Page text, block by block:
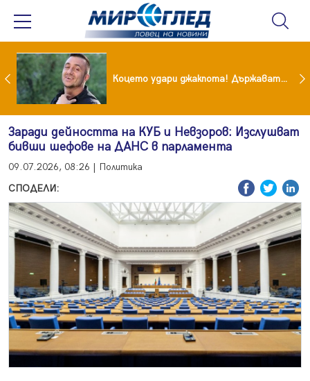
Тишина преди бурята! Защо Саня Армутлиева продължава да мълчи за раздялата с Дара? Коцето удари джакпота! Държавата му плаща 95 000 евро
Заради дейността на КУБ и Невзоров: Изслушват
бивши шефове на ДАНС в парламента
09.07.2026, 08:26 | Политика
СПОДЕЛИ: